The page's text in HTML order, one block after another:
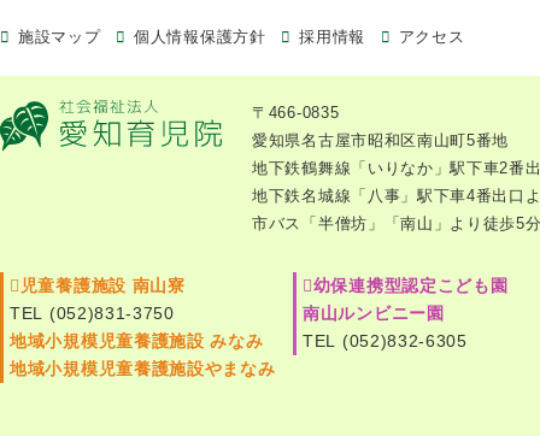
施設マップ 個人情報保護方針 採用情報 アクセス
〒466-0835
愛知県名古屋市昭和区南山町5番地
地下鉄鶴舞線「いりなか」駅下車2番
地下鉄名城線「八事」駅下車4番出口
市バス「半僧坊」「南山」より徒歩5
児童養護施設 南山寮
TEL (052)831-3750
地域小規模児童養護施設 みなみ
地域小規模児童養護施設やまなみ
幼保連携型認定こども園
南山ルンビニー園
TEL (052)832-6305